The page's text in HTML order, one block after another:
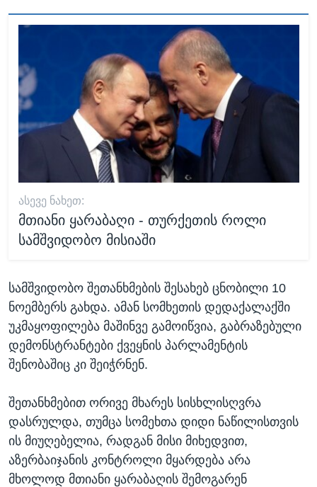
ᲐᲡᲔᲕᲔ ᲜᲐᲮᲔᲗ:
მთიანი ყარაბაღი - თურქეთის როლი
სამშვიდობო მისიაში
სამშვიდობო შეთანხმების შესახებ ცნობილი 10
ნოემბერს გახდა. ამან სომხეთის დედაქალაქში
უკმაყოფილება მაშინვე გამოიწვია, გაბრაზებული
დემონსტრანტები ქვეყნის პარლამენტის
შენობაშიც კი შეიჭრნენ.
შეთანხმებით ორივე მხარეს სისხლისღვრა
დასრულდა, თუმცა სომეხთა დიდი ნაწილისთვის
ის მიუღებელია, რადგან მისი მიხედვით,
აზერბაიჯანის კონტროლი მყარდება არა
მხოლოდ მთიანი ყარაბაღის შემოგარენ